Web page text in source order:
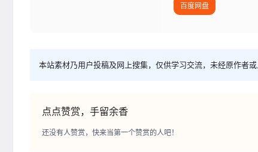
百度网盘
本站素材乃用户投稿及网上搜集，仅供学习交流，未经原作者
点点赞赏，手留余香
还没有人赞赏，快来当第一个赞赏的人吧！